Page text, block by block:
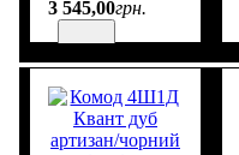
(тк. Diosa 11)
3 545,00грн.